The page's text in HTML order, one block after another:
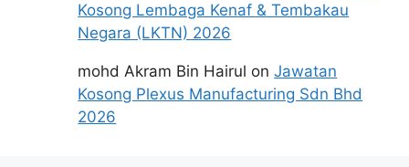
Kosong Lembaga Kenaf & Tembakau
Negara (LKTN) 2026
mohd Akram Bin Hairul onJawatan
Kosong Plexus Manufacturing Sdn Bhd
2026